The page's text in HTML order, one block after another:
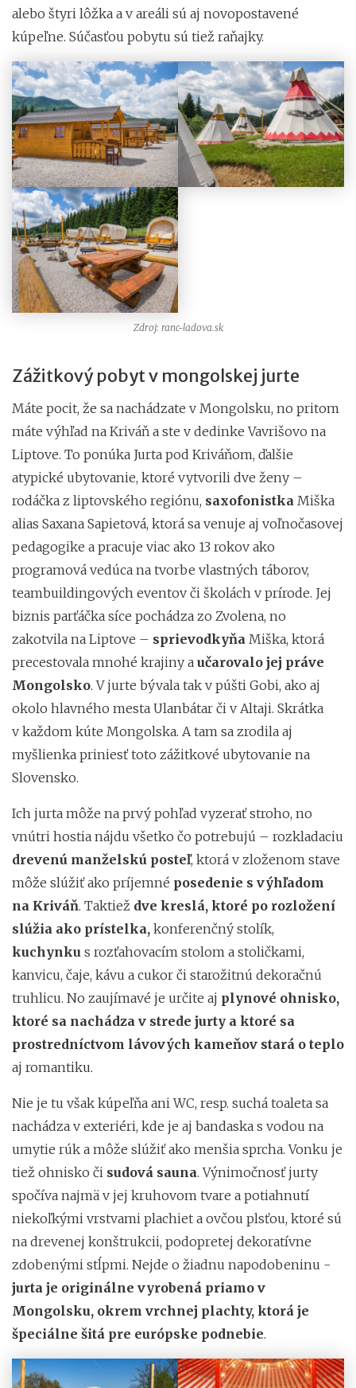
alebo štyri lôžka a v areáli sú aj novopostavené
kúpeľne. Súčasťou pobytu sú tiež raňajky.
Zdroj: ranc-ladova.sk
Zážitkový pobyt v mongolskej jurte
Máte pocit, že sa nachádzate v Mongolsku, no pritom
máte výhľad na Kriváň a ste v dedinke Vavrišovo na
Liptove. To ponúka Jurta pod Kriváňom, ďalšie
atypické ubytovanie, ktoré vytvorili dve ženy –
rodáčka z liptovského regiónu, saxofonistka Miška
alias Saxana Sapietová, ktorá sa venuje aj voľnočasovej
pedagogike a pracuje viac ako 13 rokov ako
programová vedúca na tvorbe vlastných táborov,
teambuildingových eventov či školách v prírode. Jej
biznis parťáčka síce pochádza zo Zvolena, no
zakotvila na Liptove – sprievodkyňa Miška, ktorá
precestovala mnohé krajiny a učarovalo jej práve
Mongolsko. V jurte bývala tak v púšti Gobi, ako aj
okolo hlavného mesta Ulanbátar či v Altaji. Skrátka
v každom kúte Mongolska. A tam sa zrodila aj
myšlienka priniesť toto zážitkové ubytovanie na
Slovensko.
Ich jurta môže na prvý pohľad vyzerať stroho, no
vnútri hostia nájdu všetko čo potrebujú – rozkladaciu
drevenú manželskú posteľ, ktorá v zloženom stave
môže slúžiť ako príjemné posedenie s výhľadom
na Kriváň. Taktiež dve kreslá, ktoré po rozložení
slúžia ako prístelka, konferenčný stolík,
kuchynku s rozťahovacím stolom a stoličkami,
kanvicu, čaje, kávu a cukor či starožitnú dekoračnú
truhlicu. No zaujímavé je určite aj plynové ohnisko,
ktoré sa nachádza v strede jurty a ktoré sa
prostredníctvom lávových kameňov stará o teplo
aj romantiku.
Nie je tu však kúpeľňa ani WC, resp. suchá toaleta sa
nachádza v exteriéri, kde je aj bandaska s vodou na
umytie rúk a môže slúžiť ako menšia sprcha. Vonku je
tiež ohnisko či sudová sauna. Výnimočnosť jurty
spočíva najmä v jej kruhovom tvare a potiahnutí
niekoľkými vrstvami plachiet a ovčou plsťou, ktoré sú
na drevenej konštrukcii, podopretej dekoratívne
zdobenými stĺpmi. Nejde o žiadnu napodobeninu -
jurta je originálne vyrobená priamo v
Mongolsku, okrem vrchnej plachty, ktorá je
špeciálne šitá pre európske podnebie.